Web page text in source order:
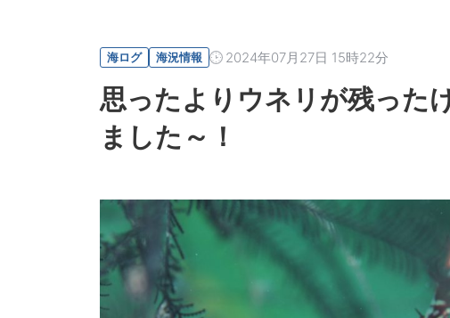
海ログ 海況情報 2024年07月27日 15時22分
思ったよりウネリが残った
ました～！